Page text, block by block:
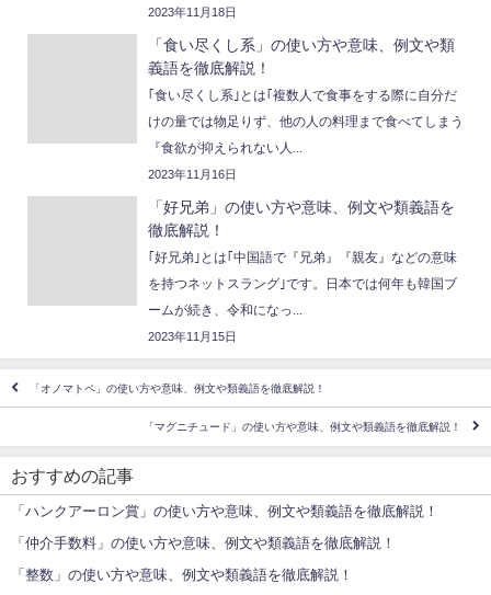
2023年11月18日
「食い尽くし系」の使い方や意味、例文や類
義語を徹底解説！
｢食い尽くし系｣とは｢複数人で食事をする際に自分だ
けの量では物足りず、他の人の料理まで食べてしまう
『食欲が抑えられない人...
2023年11月16日
「好兄弟」の使い方や意味、例文や類義語を
徹底解説！
｢好兄弟｣とは｢中国語で『兄弟』『親友』などの意味
を持つネットスラング｣です。日本では何年も韓国ブ
ームが続き、令和になっ...
2023年11月15日
「オノマトペ」の使い方や意味、例文や類義語を徹底解説！
「マグニチュード」の使い方や意味、例文や類義語を徹底解説！
おすすめの記事
「ハンクアーロン賞」の使い方や意味、例文や類義語を徹底解説！
「仲介手数料」の使い方や意味、例文や類義語を徹底解説！
「整数」の使い方や意味、例文や類義語を徹底解説！